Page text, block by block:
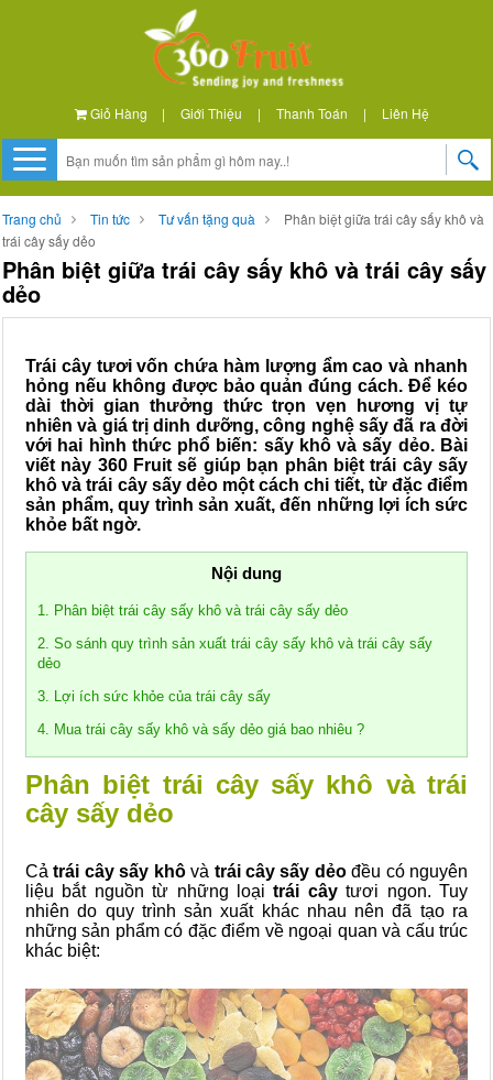
Giỏ Hàng | Giới Thiệu | Thanh Toán | Liên Hệ
Trang chủ Tin tức Tư vấn tặng quà
Phân biệt giữa trái cây sấy khô và
trái cây sấy dẻo
Phân biệt giữa trái cây sấy khô và trái cây sấy
dẻo
Trái cây tươi vốn chứa hàm lượng ẩm cao và nhanh
hỏng nếu không được bảo quản đúng cách. Để kéo
dài thời gian thưởng thức trọn vẹn hương vị tự
nhiên và giá trị dinh dưỡng, công nghệ sấy đã ra đời
với hai hình thức phổ biến: sấy khô và sấy dẻo. Bài
viết này 360 Fruit sẽ giúp bạn phân biệt trái cây sấy
khô và trái cây sấy dẻo một cách chi tiết, từ đặc điểm
sản phẩm, quy trình sản xuất, đến những lợi ích sức
khỏe bất ngờ.
Nội dung
1. Phân biệt trái cây sấy khô và trái cây sấy dẻo
2. So sánh quy trình sản xuất trái cây sấy khô và trái cây sấy
dẻo
3. Lợi ích sức khỏe của trái cây sấy
4. Mua trái cây sấy khô và sấy dẻo giá bao nhiêu ?
Phân biệt trái cây sấy khô và trái
cây sấy dẻo
Cảtrái cây sấy khôvà trái cây sấy dẻođều có nguyên
liệu bắt nguồn từ những loạitrái câytươi ngon. Tuy
nhiên do quy trình sản xuất khác nhau nên đã tạo ra
những sản phẩm có đặc điểm về ngoại quan và cấu trúc
khác biệt: